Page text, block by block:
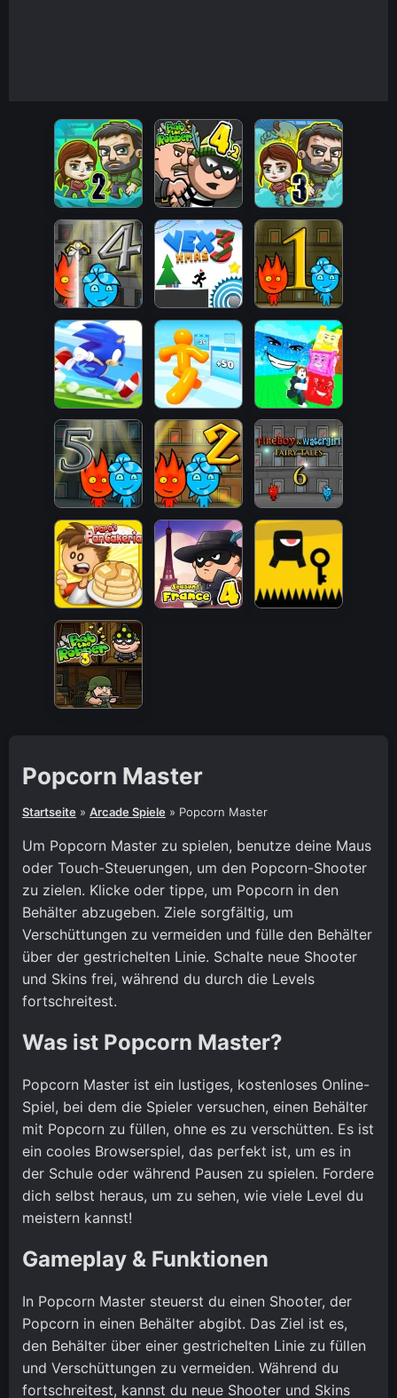
Popcorn Master
Startseite » Arcade Spiele » Popcorn Master
Um Popcorn Master zu spielen, benutze deine Maus
oder Touch-Steuerungen, um den Popcorn-Shooter
zu zielen. Klicke oder tippe, um Popcorn in den
Behälter abzugeben. Ziele sorgfältig, um
Verschüttungen zu vermeiden und fülle den Behälter
über der gestrichelten Linie. Schalte neue Shooter
und Skins frei, während du durch die Levels
fortschreitest.
Was ist Popcorn Master?
Popcorn Master ist ein lustiges, kostenloses Online-
Spiel, bei dem die Spieler versuchen, einen Behälter
mit Popcorn zu füllen, ohne es zu verschütten. Es ist
ein cooles Browserspiel, das perfekt ist, um es in
der Schule oder während Pausen zu spielen. Fordere
dich selbst heraus, um zu sehen, wie viele Level du
meistern kannst!
Gameplay & Funktionen
In Popcorn Master steuerst du einen Shooter, der
Popcorn in einen Behälter abgibt. Das Ziel ist es,
den Behälter über einer gestrichelten Linie zu füllen
und Verschüttungen zu vermeiden. Während du
fortschreitest, kannst du neue Shooter und Skins